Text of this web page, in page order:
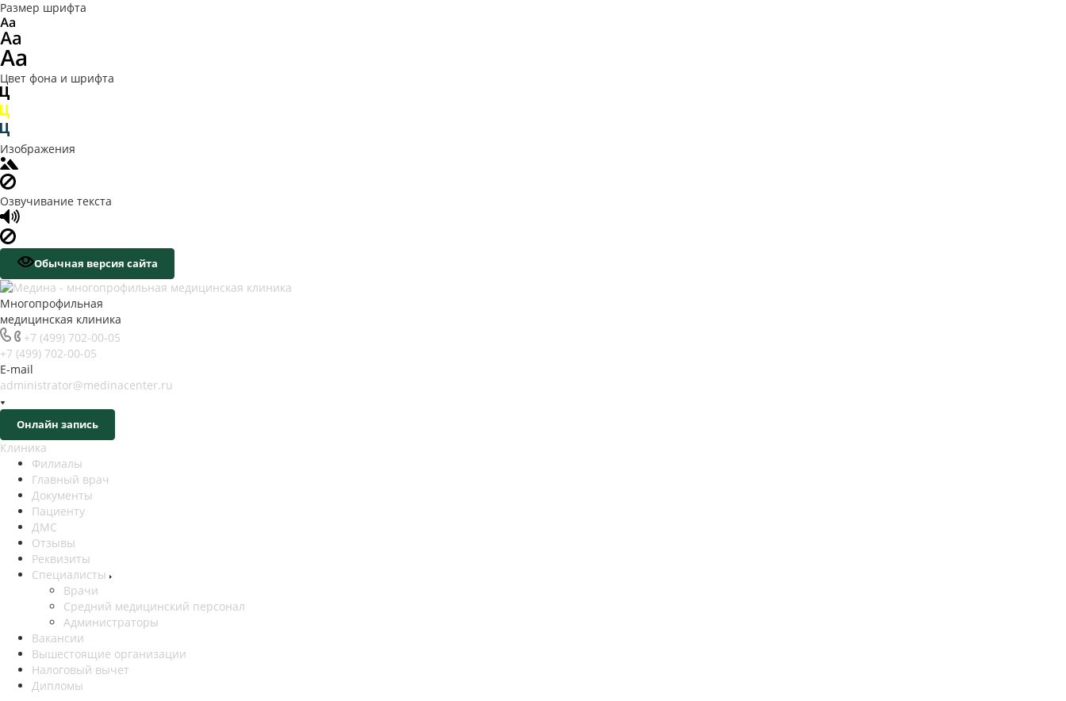
Размер шрифта
Цвет фона и шрифта
Изображения
Озвучивание текста
Обычная версия сайта
Многопрофильная
медицинская клиника
+7 (499) 702-00-05
+7 (499) 702-00-05
E-mail
administrator@medinacenter.ru
Онлайн запись
Клиника
Филиалы
Главный врач
Документы
Пациенту
ДМС
Отзывы
Реквизиты
Специалисты
Врачи
Средний медицинский персонал
Администраторы
Вакансии
Вышестоящие организации
Налоговый вычет
Дипломы